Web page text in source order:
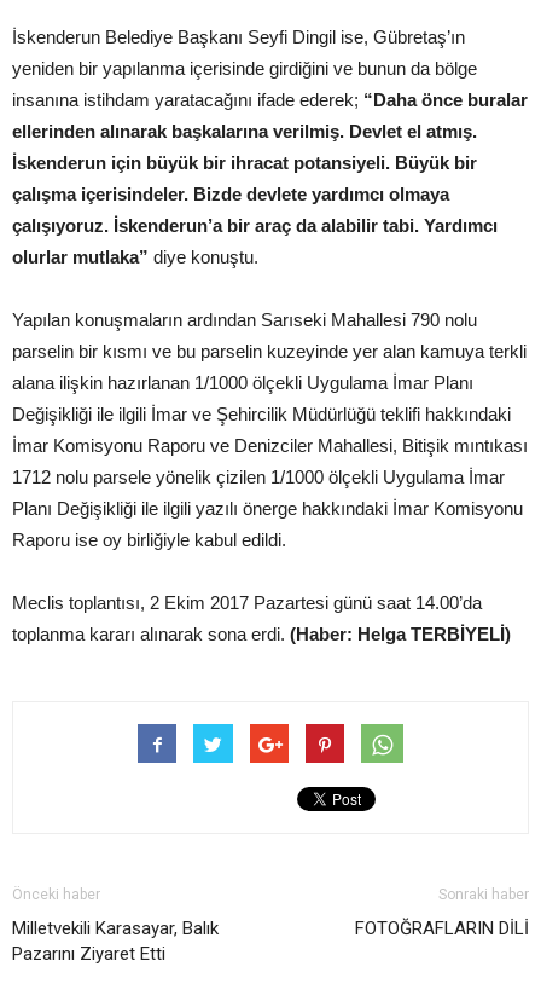
İskenderun Belediye Başkanı Seyfi Dingil ise, Gübretaş’ın
yeniden bir yapılanma içerisinde girdiğini ve bunun da bölge
insanına istihdam yaratacağını ifade ederek; “Daha önce buralar
ellerinden alınarak başkalarına verilmiş. Devlet el atmış.
İskenderun için büyük bir ihracat potansiyeli. Büyük bir
çalışma içerisindeler. Bizde devlete yardımcı olmaya
çalışıyoruz. İskenderun’a bir araç da alabilir tabi. Yardımcı
olurlar mutlaka” diye konuştu.
Yapılan konuşmaların ardından Sarıseki Mahallesi 790 nolu
parselin bir kısmı ve bu parselin kuzeyinde yer alan kamuya terkli
alana ilişkin hazırlanan 1/1000 ölçekli Uygulama İmar Planı
Değişikliği ile ilgili İmar ve Şehircilik Müdürlüğü teklifi hakkındaki
İmar Komisyonu Raporu ve Denizciler Mahallesi, Bitişik mıntıkası
1712 nolu parsele yönelik çizilen 1/1000 ölçekli Uygulama İmar
Planı Değişikliği ile ilgili yazılı önerge hakkındaki İmar Komisyonu
Raporu ise oy birliğiyle kabul edildi.
Meclis toplantısı, 2 Ekim 2017 Pazartesi günü saat 14.00’da
toplanma kararı alınarak sona erdi. (Haber: Helga TERBİYELİ)
Önceki haber
Milletvekili Karasayar, Balık
Pazarını Ziyaret Etti
Sonraki haber
FOTOĞRAFLARIN DİLİ